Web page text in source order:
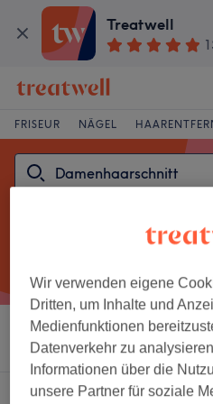
Treatwell
FRISEUR NÄGEL
Sortieren nach Beliebiger
Ein Salon, der anbietet:
Wir verwenden eigene
Dritten, um Inhalte und
Medienfunktionen
Datenverkehr zu
Informationen über die
unsere Partner für soziale